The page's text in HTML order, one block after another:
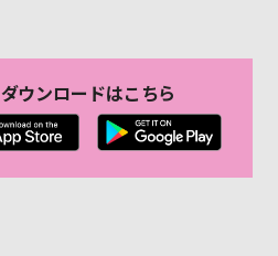
ダウンロードはこちら